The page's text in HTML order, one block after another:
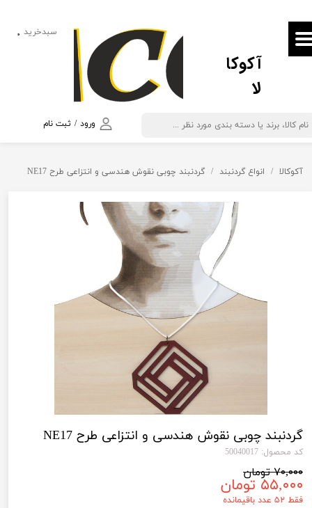
آکوکا
لا
ورود / ثبت نام
حساب کاربری من
تغییر گذر واژه
خروج از حساب کاربری
۰ سبدخرید
آکوکالا انواع گردنبند گردنبند چوبی نقوش هندسی و انتزاعی طرح NE17
گردنبند چوبی نقوش هندسی و انتزاعی طرح NE17
کد محصول: 50040017
۷۰,۰۰۰ تومان
۵۵,۰۰۰ تومان
فقط ۵۲ عدد باقیمانده